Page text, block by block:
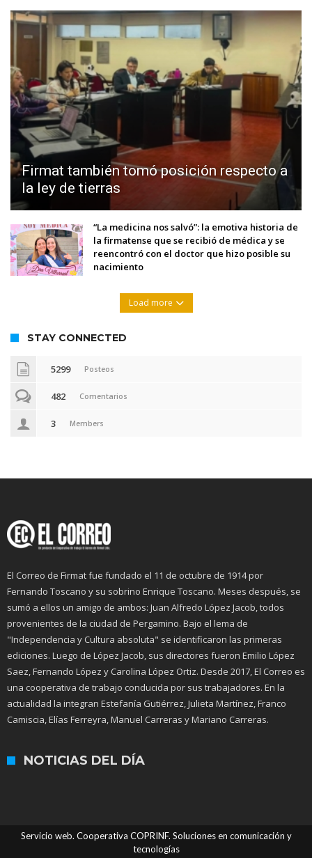
Firmat también tomó posición respecto a
la ley de tierras
“La medicina nos salvó”: la emotiva historia de
la firmatense que se recibió de médica y se
reencontró con el doctor que hizo posible su
nacimiento
Load more
STAY CONNECTED
5299 Posteos
482 Comentarios
3 Members
El Correo de Firmat fue fundado el 11 de octubre de 1914 por
Fernando Toscano y su sobrino Enrique Toscano. Meses después, se
sumó a ellos un amigo de ambos: Juan Alfredo López Jacob, todos
provenientes de la ciudad de Pergamino. Bajo el lema de
"Independencia y Cultura absoluta" se identificaron las primeras
ediciones. Luego de López Jacob, sus directores fueron Emilio López
Saez, Fernando López y Carolina López Ortiz. Desde 2017, El Correo es
una cooperativa de trabajo conducida por sus trabajadores. En la
actualidad la integran Estefanía Gutiérrez, Julieta Martínez, Franco
Camiscia, Elías Ferreyra, Manuel Carreras y Mariano Carreras.
NOTICIAS DEL DÍA
Servicio web. Cooperativa COPRINF. Soluciones en comunicación y
tecnologías